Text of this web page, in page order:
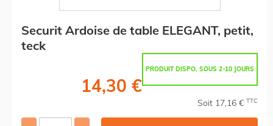
Securit Ardoise de table ELEGANT, petit,
teck
PRODUIT DISPO. SOUS 2-10 JOURS
14,30 €
Soit 17,16 € TTC